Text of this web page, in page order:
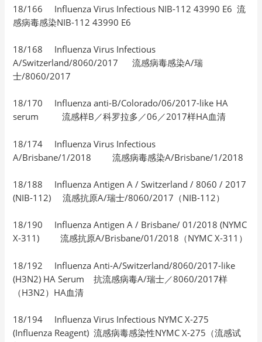
18/166 Influenza Virus Infectious NIB-112 43990 E6 流
感病毒感染NIB-112 43990 E6
18/168 Influenza Virus Infectious
A/Switzerland/8060/2017 流感病毒感染A/瑞
士/8060/2017
18/170 Influenza anti-B/Colorado/06/2017-like HA
serum 流感样B／科罗拉多／06／2017样HA血清
18/174 Influenza Virus Infectious
A/Brisbane/1/2018 流感病毒感染A/Brisbane/1/2018
18/188 Influenza Antigen A / Switzerland / 8060 / 2017
(NIB-112) 流感抗原A/瑞士/8060/2017（NIB-112）
18/190 Influenza Antigen A / Brisbane/ 01/2018 (NYMC
X-311) 流感抗原A/Brisbane/01/2018（NYMC X-311）
18/192 Influenza Anti-A/Switzerland/8060/2017-like
(H3N2) HA Serum 抗流感病毒A/瑞士／8060/2017样
（H3N2）HA血清
18/194 Influenza Virus Infectious NYMC X-275
(Influenza Reagent) 流感病毒感染性NYMC X-275（流感试